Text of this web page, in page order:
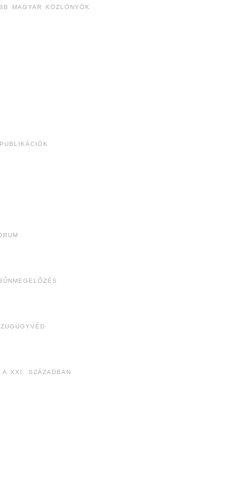
MAGYAR KÖZLÖNYÖK
A XXI. SZÁZADBAN